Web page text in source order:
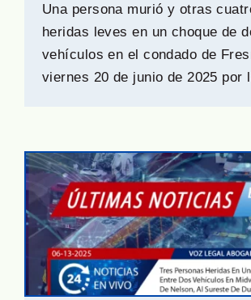
Una persona murió y otras
heridas leves en un choque de
vehículos en el condado de
viernes 20 de junio de 2025 por